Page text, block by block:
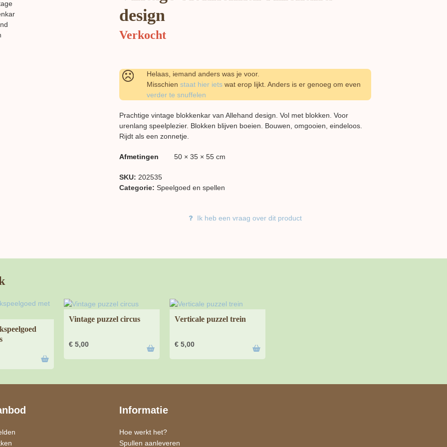
design
Verkocht
Helaas, iemand anders was je voor.
Misschien staat hier iets wat erop lijkt. Anders is er genoeg om even
verder te snuffelen
Prachtige vintage blokkenkar van Allehand design. Vol met blokken. Voor
urenlang speelplezier. Blokken blijven boeien. Bouwen, omgooien, eindeloos.
Rijdt als een zonnetje.
Afmetingen 50 × 35 × 55 cm
SKU: 202535
Categorie: Speelgoed en spellen
Ik heb een vraag over dit product
Vintage puzzel circus
€ 5,00
Verticale puzzel trein
€ 5,00
Informatie
Hoe werkt het?
Spullen aanleveren